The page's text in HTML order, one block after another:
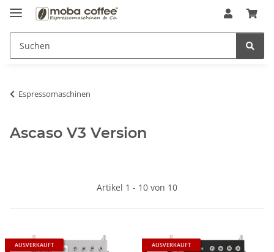
Espressomaschinen
Ascaso V3 Version
Artikel 1 - 10 von 10
AUSVERKAUFT AUSVERKAUFT